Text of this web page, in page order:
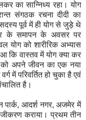
का सान्निध्य रहा। योग
संगठक रचना दीदी का
पूर्व में ही योग से जुड़े थे
के समापन के अवसर पर
योग को शारीरिक अभ्यास
कि वास्तव में योग क्या कर
अपने जीवन का एक नया
में परिवर्तित हो चुका है एवं
है।
पार्क, आदर्श नगर, अजमेर में
कराया। प्रथम तीन